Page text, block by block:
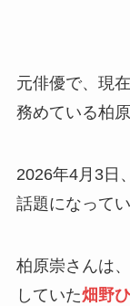
元俳優で、現
務めている柏原
2026年4月3日
話題になってい
柏原崇さんは
していた畑野